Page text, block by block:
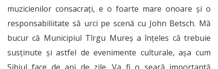
muzicienilor consacrați, e o foarte mare onoare și o
responsabiliitate să urci pe scenă cu John Betsch. Mă
bucur că Municipiul Tîrgu Mureș a înțeles că trebuie
susținute și astfel de evenimente culturale, așa cum